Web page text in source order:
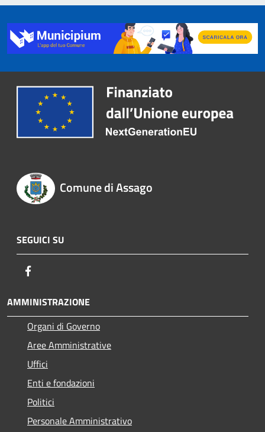
Comune di Assago
SEGUICI SU
AMMINISTRAZIONE
Organi di Governo
Aree Amministrative
Uffici
Enti e fondazioni
Politici
Personale Amministrativo